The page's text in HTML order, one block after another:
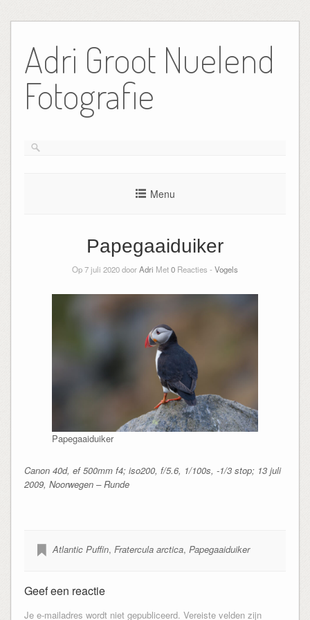
de
inhoud
Adri Groot Nuelend
Fotografie
Menu
Papegaaiduiker
Op 7 juli 2020 doorAdri Met0 Reacties - Vogels
Papegaaiduiker
Canon 40d, ef 500mm f4; iso200, f/5.6, 1/100s, -1/3 stop; 13 juli
2009, Noorwegen – Runde
Atlantic Puffin, Fratercula arctica, Papegaaiduiker
Geef een reactie
Je e-mailadres wordt niet gepubliceerd. Vereiste velden zijn